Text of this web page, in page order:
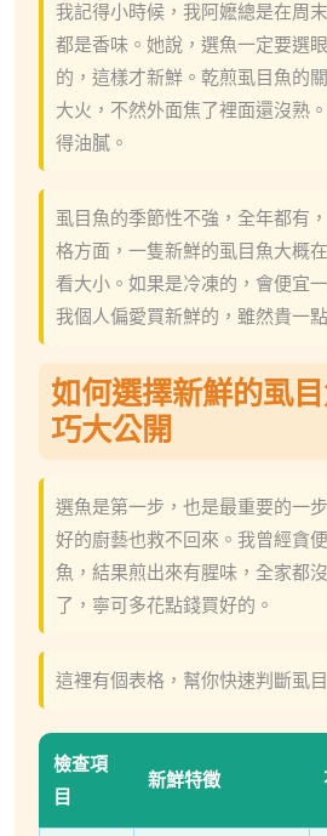
我記得小時候，我阿嬷總是在周
都是香味。她說，選魚一定要選
的，這樣才新鮮。乾煎虱目魚的
大火，不然外面焦了裡面還沒熟
得油膩。
虱目魚的季節性不強，全年都有
格方面，一隻新鮮的虱目魚大概
看大小。如果是冷凍的，會便宜
我個人偏愛買新鮮的，雖然貴一
如何選擇新鮮的虱
巧大公開
選魚是第一步，也是最重要的一
好的廚藝也救不回來。我曾經貪
魚，結果煎出來有腥味，全家都
了，寧可多花點錢買好的。
這裡有個表格，幫你快速判斷虱
檢查項
目
新鮮特徵